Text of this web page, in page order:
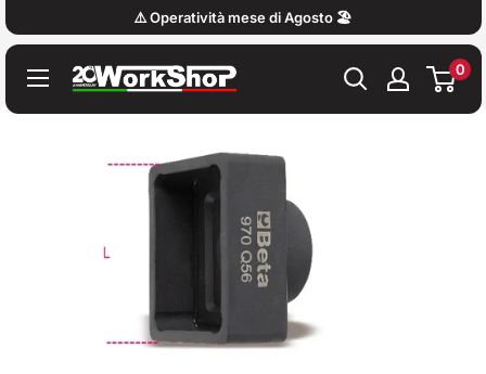
al
contenuto
⚠️ Operatività mese di Agosto 🏖️
Work
0